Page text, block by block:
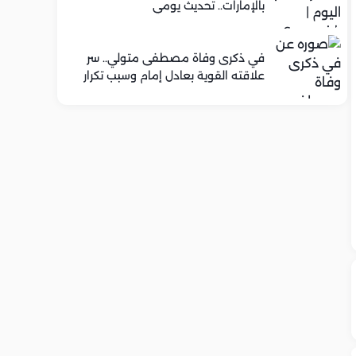
بالإمارات.. تحديث يومي
في ذكرى وفاة مصطفى متولي.. سر
علاقته القوية بعادل إمام وسبب تكرار